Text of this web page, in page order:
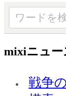
mixiニュー
戦争